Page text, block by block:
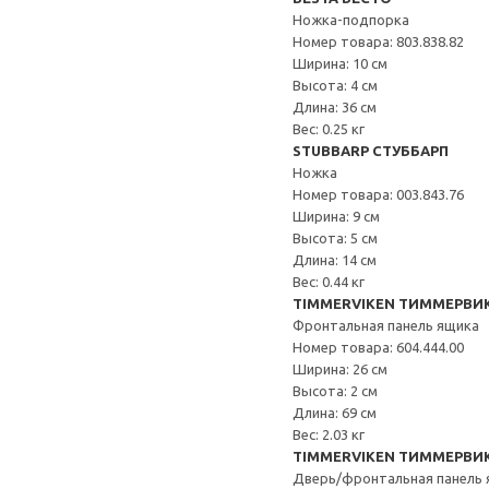
Ножка-подпорка
Номер товара: 803.838.82
Ширина: 10 см
Высота: 4 см
Длина: 36 см
Вес: 0.25 кг
STUBBARP СТУББАРП
Ножка
Номер товара: 003.843.76
Ширина: 9 см
Высота: 5 см
Длина: 14 см
Вес: 0.44 кг
TIMMERVIKEN
Фронтальная панель ящика
Номер товара: 604.444.00
Ширина: 26 см
Высота: 2 см
Длина: 69 см
Вес: 2.03 кг
TIMMERVIKEN
Дверь/фронтальная панель